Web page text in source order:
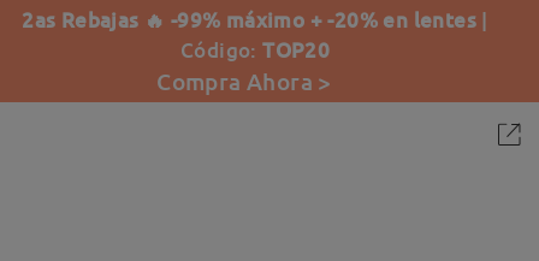
2as Rebajas 🔥 -99% máximo + -20% en lentes |
Código:TOP20
Compra Ahora >